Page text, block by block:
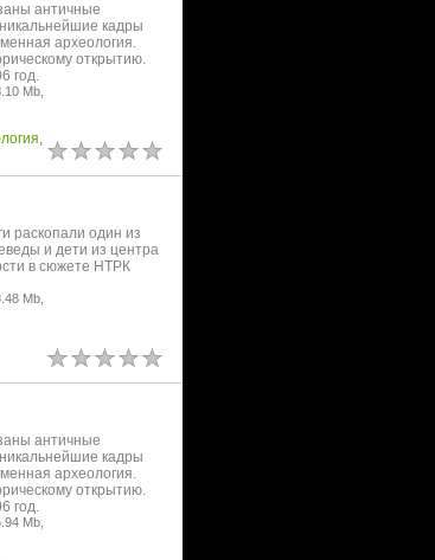
античные
кадры
археология.
открытию.
год.
Mb,
,
раскопали один из
и дети из центра
в сюжете НТРК
Mb,
античные
кадры
археология.
открытию.
год.
Mb,